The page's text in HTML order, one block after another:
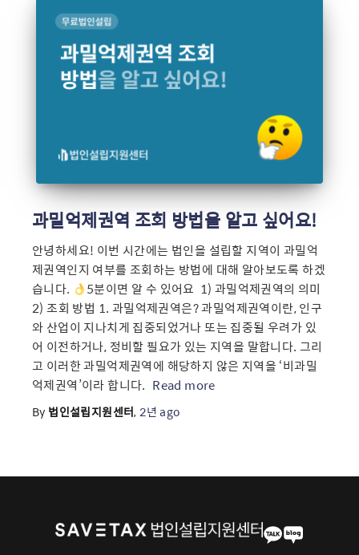
과밀억제권역 조회 방법을 알고 싶어요!
안녕하세요! 이번 시간에는 법인을 설립할 지역이 과밀억
제권역인지 여부를 조회하는 방법에 대해 알아보도록 하겠
습니다.
5분이면 알 수 있어요 ​ 1) 과밀억제권역의 의미
2) 조회 방법 1. 과밀억제권역은? 과밀억제권역이란, 인구
와 산업이 지나치게 집중되었거나 또는 집중될 우려가 있
어 이전하거나, 정비할 필요가 있는 지역을 말합니다. 그리
고 이러한 과밀억제권역에 해당하지 않은 지역을 ‘비과밀
억제권역’이라 합니다. ​ Read more
By 법인설립지원센터,2년 ago